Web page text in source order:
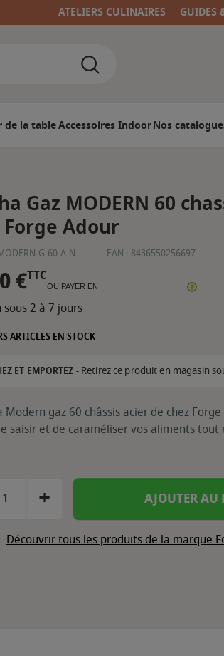
ATELIERS CULINAIRES GUIDES
de la tableAccessoires IndoorNos
Gaz MODERN 60
Adour
G-60-A-N EAN : 8436550256697
€TTC
OU PAYER EN
2 à 7 jours
ARTICLES EN STOCK
ET EMPORTEZ -Retirez ce produit en magasin
Modern gaz 60 châssis acier de chez
saisir et de caraméliser vos aliments tout
+ AJOUTER AU
Découvrir tous les produits de la marque